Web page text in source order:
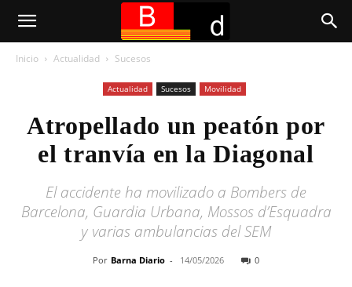
Inicio Actualidad Sucesos
Actualidad Sucesos Movilidad
Atropellado un peatón por
el tranvía en la Diagonal
El accidente ha movilizado a Bombers de
Barcelona, Guardia Urbana, Mossos d’Esquadra
y varias ambulancias del SEM
Por Barna Diario - 14/05/2026 0